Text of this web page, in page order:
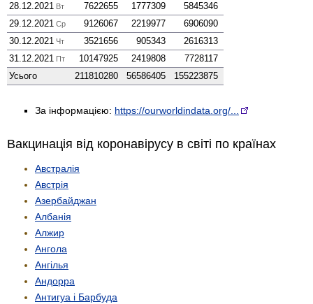
28.12.2021 Вт 7622655 1777309
5845346
29.12.2021 Ср 9126067 2219977
6906090
30.12.2021 Чт 3521656 905343
2616313
31.12.2021 Пт 10147925 2419808
7728117
Усього
211810280 56586405 155223875
За інформацією: https://ourworldindata.org/...
Вакцинація від коронавірусу в світі по країнах
Австралія
Австрія
Азербайджан
Албанія
Алжир
Ангола
Ангілья
Андорра
Антигуа і Барбуда